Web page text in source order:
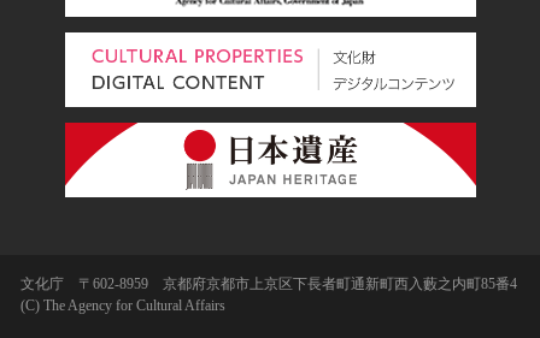
文化庁 〒602-8959 京都府京都市上京区下長者町通新町西入藪之内町85番4
(C) The Agency for Cultural Affairs